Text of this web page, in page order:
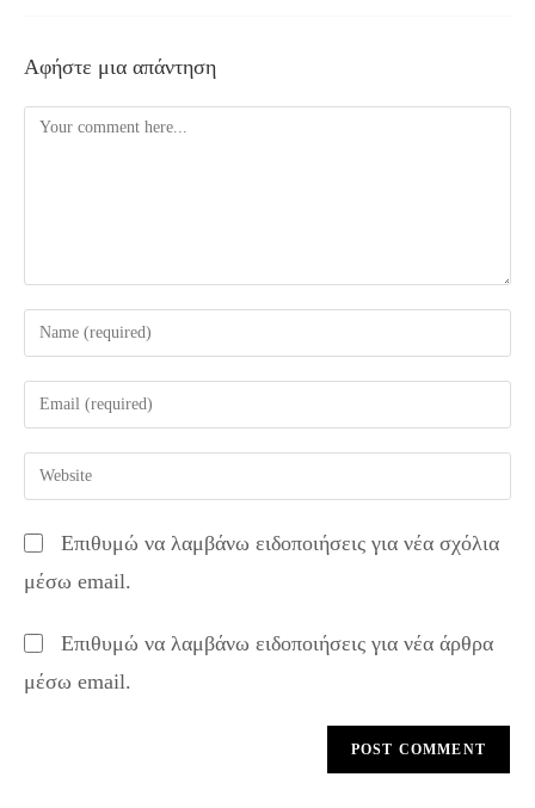
Αφήστε μια απάντηση
Comment
Enter
your
name
comment
Enter
your
email
address
comment
Enter
your
URL
(optional)
Επιθυμώ να λαμβάνω ειδοποιήσεις για νέα σχόλια
μέσω email.
Επιθυμώ να λαμβάνω ειδοποιήσεις για νέα άρθρα
μέσω email.